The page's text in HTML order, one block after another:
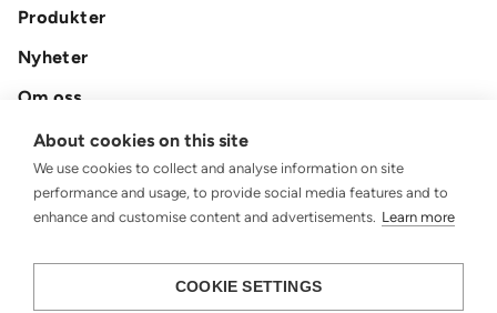
Produkter
Nyheter
Om oss
Kontakt
Integritetspolicy
About cookies on this site
We use cookies to collect and analyse information on site
performance and usage, to provide social media features and to
enhance and customise content and advertisements. Learn more
COOKIE SETTINGS